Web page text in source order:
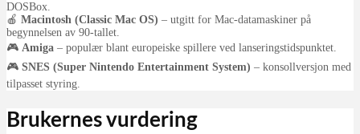
DOSBox.
🍎 Macintosh (Classic Mac OS) – utgitt for Mac-datamaskiner på
begynnelsen av 90-tallet.
🎮 Amiga – populær blant europeiske spillere ved lanseringstidspunktet.
🎮 SNES (Super Nintendo Entertainment System) – konsollversjon med
tilpasset styring.
Brukernes vurdering